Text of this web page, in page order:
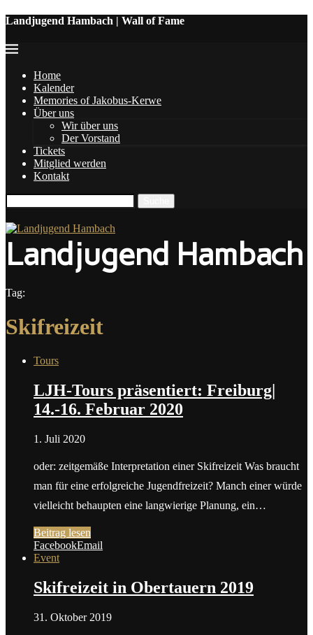
Landjugend Hambach | Wall of Fame
Home
Kalender
Memories of Jakobus-Kerwe
Über uns
Wir über uns
Der Vorstand
Tickets
Mitglied werden
Kontakt
Landjugend Hambach
Tag:
Skifreizeit
Tours
LJH-Tours präsentiert: Freiburg|
14.-16. Februar 2020
1. Juli 2020
oder: zeitgemäße Interpretation einer Skifreizeit Was braucht
man für eine erfolgreiche Jugendfreizeit? Manch einer würde
vielleicht behaupten eine langwierige Planung, ein…
Beitrag lesen
FacebookEmail
Event
Skifreizeit in Obertauern 2019
31. Oktober 2019